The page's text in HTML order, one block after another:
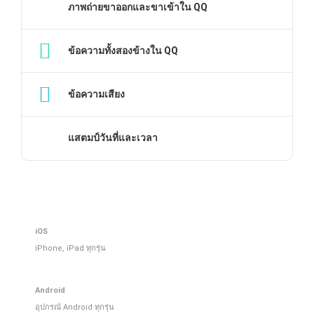
ภาพถ่ายขาออกและขาเข้าใน QQ
ข้อความทั้งสองข้างใน QQ
ข้อความเสียง
แสตมป์วันที่และเวลา
iOS
iPhone, iPad ทุกรุ่น
Android
อุปกรณ์ Android ทุกรุ่น